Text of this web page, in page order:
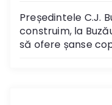
Președintele C.J.
construim, la
să ofere șanse